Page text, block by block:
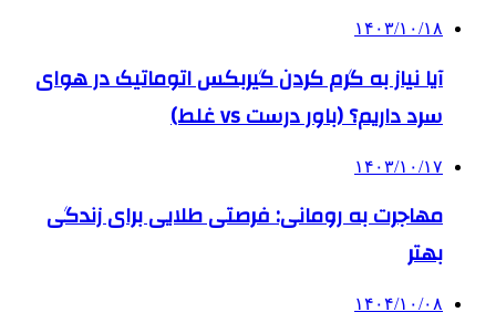
۱۴۰۳/۱۰/۱۸
آیا نیاز به گرم کردن گیربکس اتوماتیک در هوای
سرد داریم؟ (باور درست vs غلط)
۱۴۰۳/۱۰/۱۷
مهاجرت به رومانی: فرصتی طلایی برای زندگی
بهتر
۱۴۰۴/۱۰/۰۸